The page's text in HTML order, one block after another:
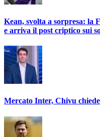
Kean, svolta a sorpresa: la
e arriva il post criptico sui
Mercato Inter, Chivu